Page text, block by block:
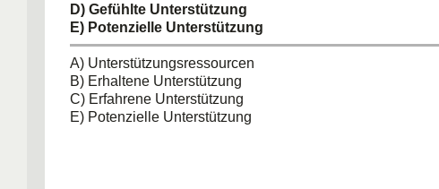
D) Gefühlte Unterstützung
E) Potenzielle Unterstützung
A) Unterstützungsressourcen
B) Erhaltene Unterstützung
C) Erfahrene Unterstützung
E) Potenzielle Unterstützung